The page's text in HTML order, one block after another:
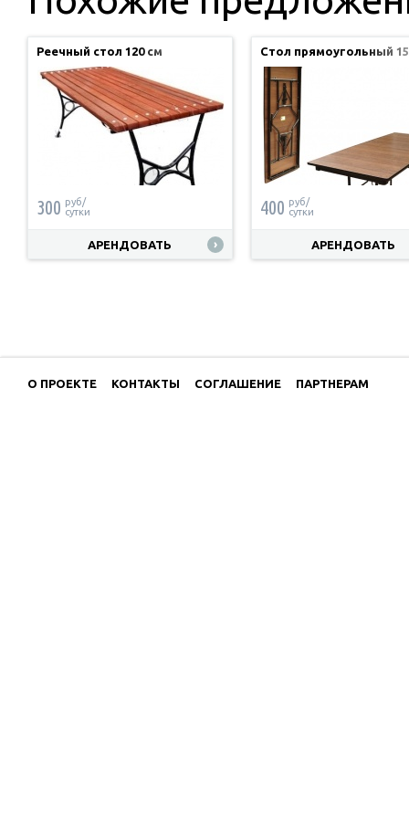
Реечный стол 120 см
300 руб/
сутки
АРЕНДОВАТЬ
Стол прямоугольный
400 руб/
сутки
АРЕНДОВАТЬ
О ПРОЕКТЕ КОНТАКТЫ СОГЛАШЕНИЕ ПАРТНЕРАМ